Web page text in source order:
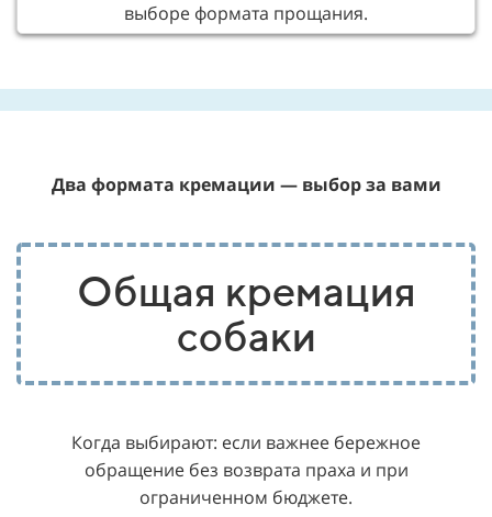
выборе формата прощания.
Два формата кремации — выбор за вами
Общая кремация
собаки
Когда выбирают: если важнее бережное
обращение без возврата праха и при
ограниченном бюджете.